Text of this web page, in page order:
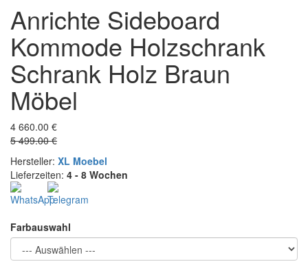
Anrichte Sideboard
Kommode Holzschrank
Schrank Holz Braun
Möbel
4 660.00 €
5 499.00 €
Hersteller: XL Moebel
Lieferzeiten: 4 - 8 Wochen
Farbauswahl